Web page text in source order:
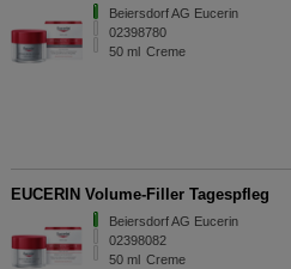
Beiersdorf AG Eucerin
02398780
50 ml Creme
EUCERIN Volume-Filler Tagespfleg
Beiersdorf AG Eucerin
02398082
50 ml Creme